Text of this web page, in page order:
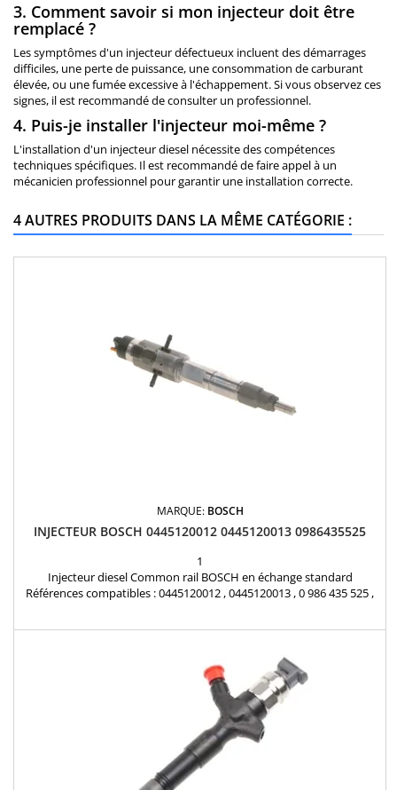
3. Comment savoir si mon injecteur doit être
remplacé ?
Les symptômes d'un injecteur défectueux incluent des démarrages
difficiles, une perte de puissance, une consommation de carburant
élevée, ou une fumée excessive à l'échappement. Si vous observez ces
signes, il est recommandé de consulter un professionnel.
4. Puis-je installer l'injecteur moi-même ?
L'installation d'un injecteur diesel nécessite des compétences
techniques spécifiques. Il est recommandé de faire appel à un
mécanicien professionnel pour garantir une installation correcte.
4 AUTRES PRODUITS DANS LA MÊME CATÉGORIE :
MARQUE: BOSCH
INJECTEUR BOSCH 0445120012 0445120013 0986435525
1
Injecteur diesel Common rail BOSCH en échange standard
Références compatibles : 0445120012 , 0445120013 , 0 986 435 525 ,